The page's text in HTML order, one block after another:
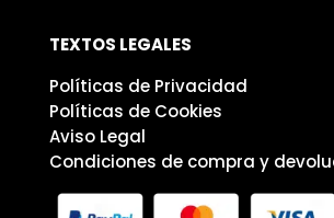
TEXTOS LEGALES
Políticas de Privacidad
Políticas de Cookies
Aviso Legal
Condiciones de compra y